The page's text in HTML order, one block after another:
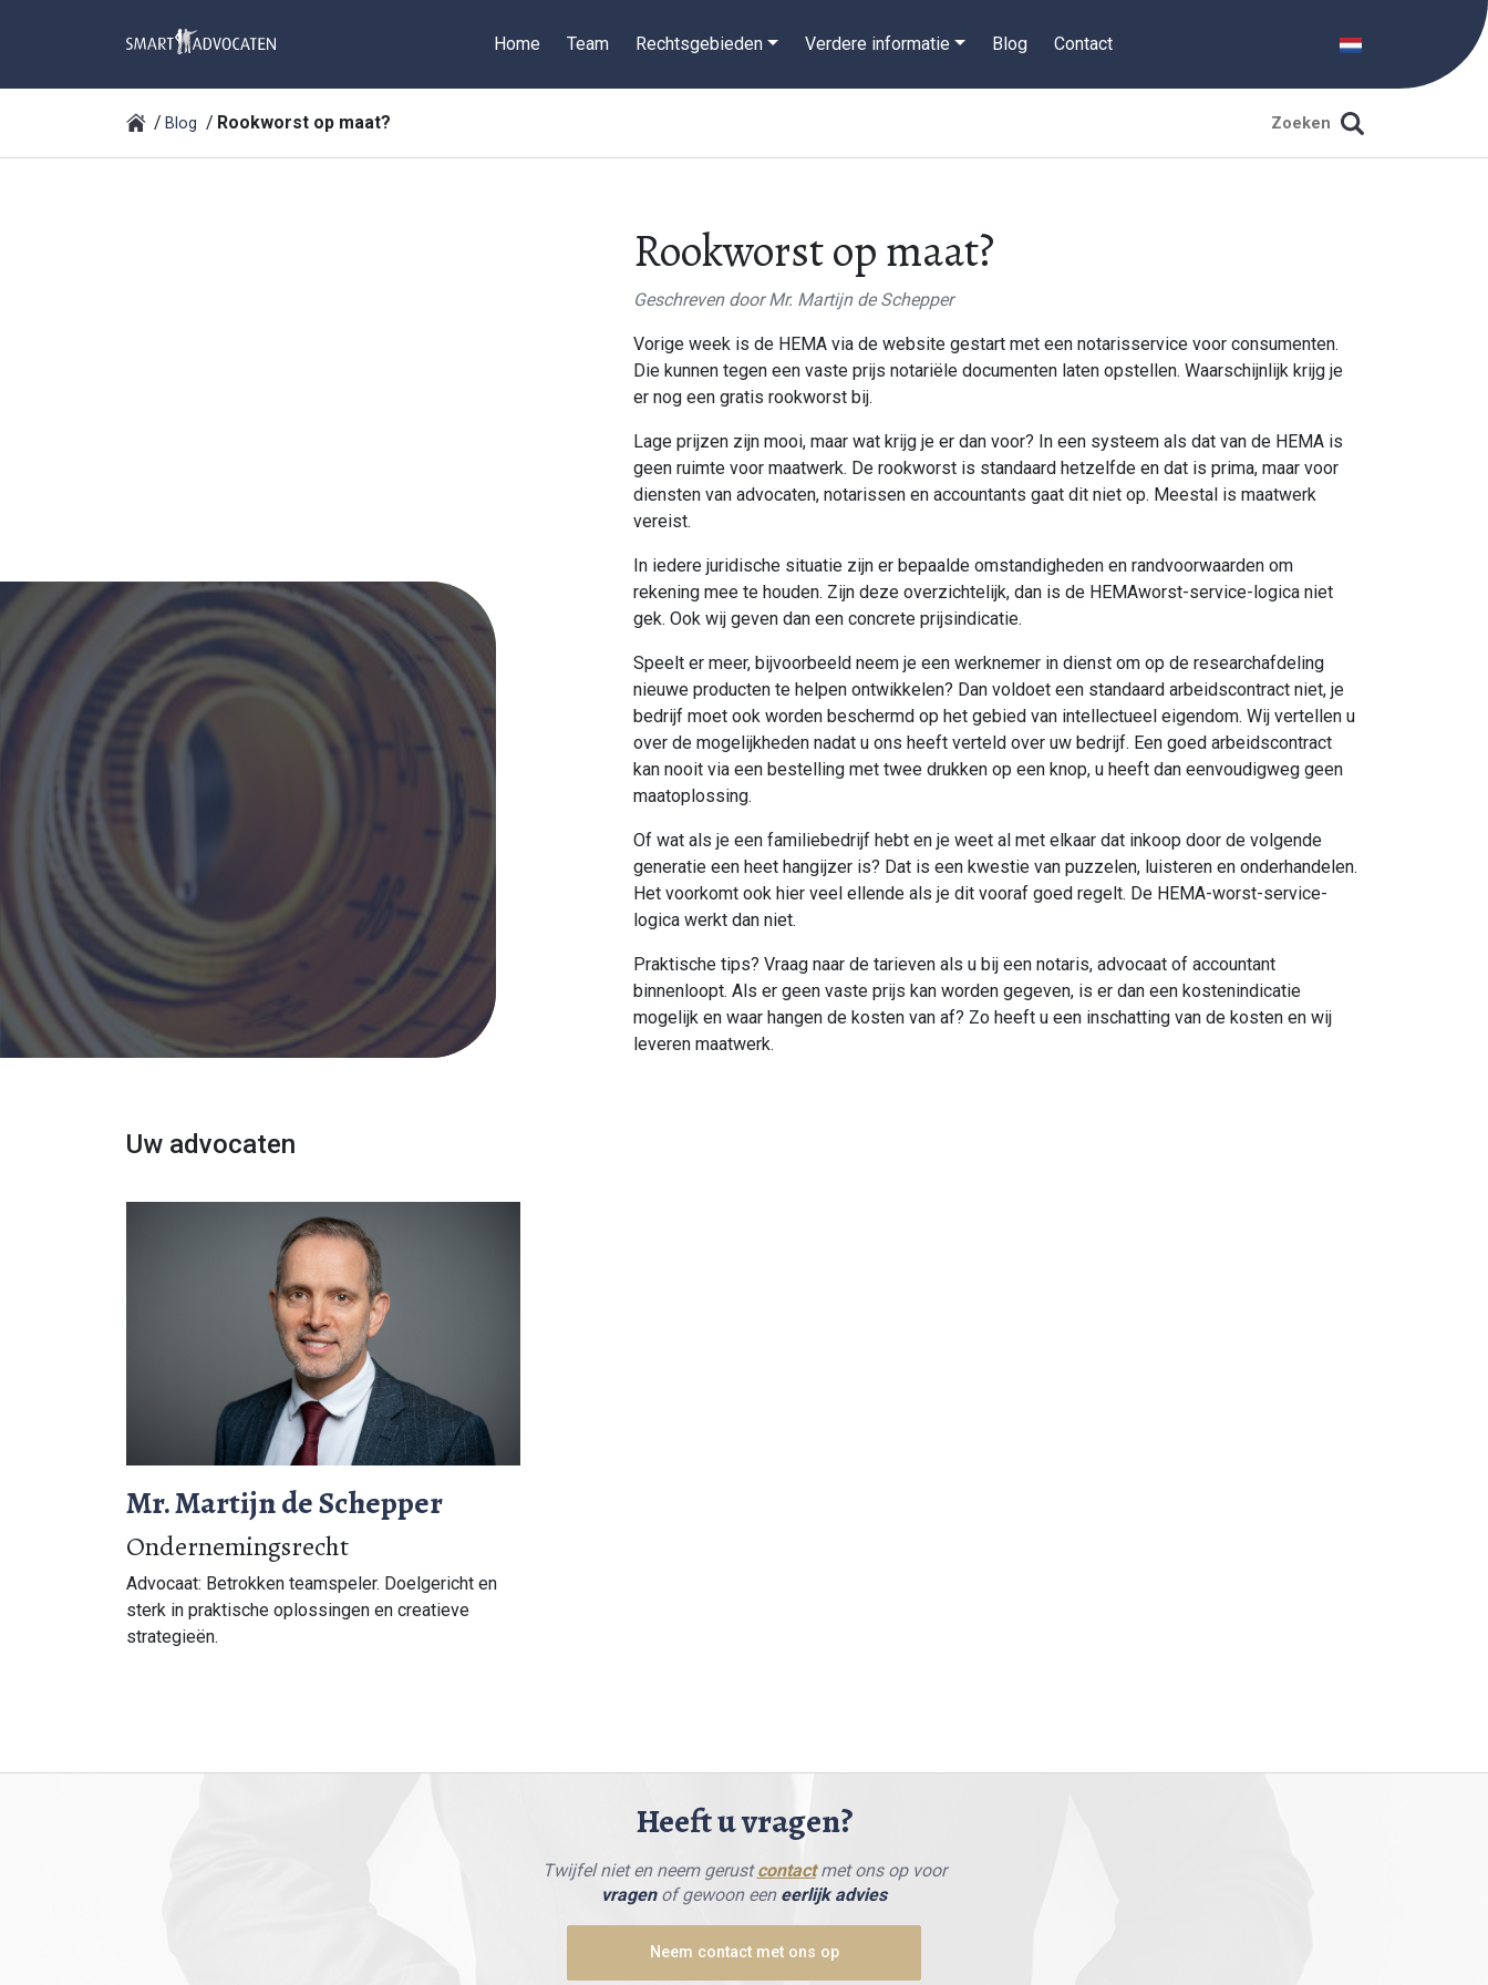
Home Team Rechtsgebieden Verdere informatie Blog Contact
Blog Rookworst op maat?
Rookworst op maat?
Geschreven doorMr. Martijn de Schepper
Vorige week is de HEMA via de website gestart met een notarisservice voor consumenten.
Die kunnen tegen een vaste prijs notariële documenten laten opstellen. Waarschijnlijk krijg je
er nog een gratis rookworst bij.
Lage prijzen zijn mooi, maar wat krijg je er dan voor? In een systeem als dat van de HEMA is
geen ruimte voor maatwerk. De rookworst is standaard hetzelfde en dat is prima, maar voor
diensten van advocaten, notarissen en accountants gaat dit niet op. Meestal is maatwerk
vereist.
In iedere juridische situatie zijn er bepaalde omstandigheden en randvoorwaarden om
rekening mee te houden. Zijn deze overzichtelijk, dan is de HEMAworst-service-logica niet
gek. Ook wij geven dan een concrete prijsindicatie.
Speelt er meer, bijvoorbeeld neem je een werknemer in dienst om op de researchafdeling
nieuwe producten te helpen ontwikkelen? Dan voldoet een standaard arbeidscontract niet, je
bedrijf moet ook worden beschermd op het gebied van intellectueel eigendom. Wij vertellen u
over de mogelijkheden nadat u ons heeft verteld over uw bedrijf. Een goed arbeidscontract
kan nooit via een bestelling met twee drukken op een knop, u heeft dan eenvoudigweg geen
maatoplossing.
Of wat als je een familiebedrijf hebt en je weet al met elkaar dat inkoop door de volgende
generatie een heet hangijzer is? Dat is een kwestie van puzzelen, luisteren en onderhandelen.
Het voorkomt ook hier veel ellende als je dit vooraf goed regelt. De HEMA-worst-service-
logica werkt dan niet.
Praktische tips? Vraag naar de tarieven als u bij een notaris, advocaat of accountant
binnenloopt. Als er geen vaste prijs kan worden gegeven, is er dan een kostenindicatie
mogelijk en waar hangen de kosten van af? Zo heeft u een inschatting van de kosten en wij
leveren maatwerk.
Uw advocaten
Mr. Martijn de Schepper
Ondernemingsrecht
Advocaat: Betrokken teamspeler. Doelgericht en
sterk in praktische oplossingen en creatieve
strategieën.
Heeft u vragen?
Twijfel niet en neem gerustcontactmet ons op voor
vragenof gewoon een eerlijk advies
Neem contact met ons op